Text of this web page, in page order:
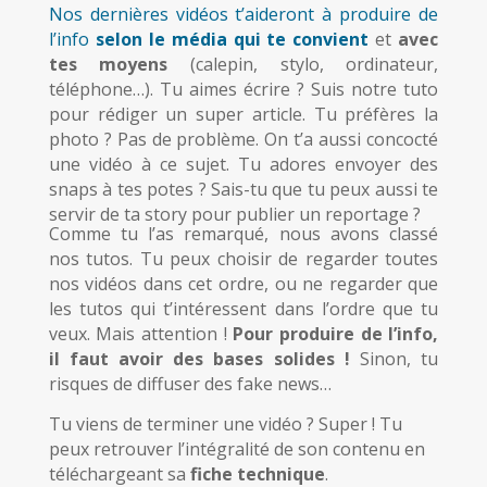
Nos dernières vidéos t’aideront à produire de
l’info selon le média qui te convient et avec
tes moyens
(calepin, stylo, ordinateur,
téléphone…). Tu aimes écrire ? Suis notre tuto
pour rédiger un super article. Tu préfères la
photo ? Pas de problème. On t’a aussi concocté
une vidéo à ce sujet. Tu adores envoyer des
snaps à tes potes ? Sais-tu que tu peux aussi te
servir de ta story pour publier un reportage ?
Comme tu l’as remarqué, nous avons classé
nos tutos. Tu peux choisir de regarder toutes
nos vidéos dans cet ordre, ou ne regarder que
les tutos qui t’intéressent dans l’ordre que tu
veux. Mais attention ! Pour produire de l’info,
il faut avoir des bases solides ! Sinon, tu
risques de diffuser des fake news…
Tu viens de terminer une vidéo ? Super ! Tu
peux retrouver l’intégralité de son contenu en
téléchargeant sa fiche technique.